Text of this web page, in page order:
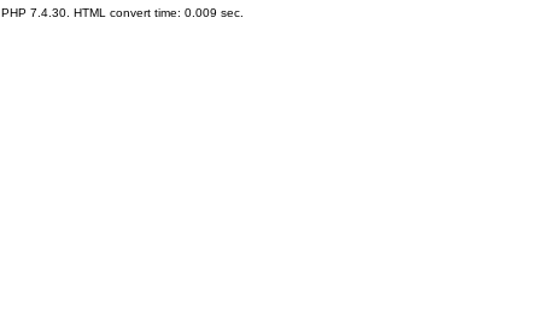
7.4.30. HTML convert time: 0.009 sec.